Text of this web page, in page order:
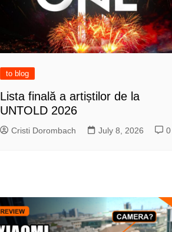
to blog
Lista finală a artiștilor de la
UNTOLD 2026
Cristi Dorombach July 8, 2026 0